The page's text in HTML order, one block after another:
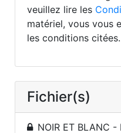
veuillez lire les
matériel, vous vous
les conditions citées.
Fichier(s)
NOIR ET BLANC -